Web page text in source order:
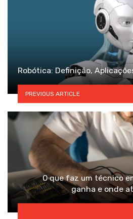
Robótica: Definição,
PREVIOUS ARTICLE
O que faz um técnico
ganha e onde